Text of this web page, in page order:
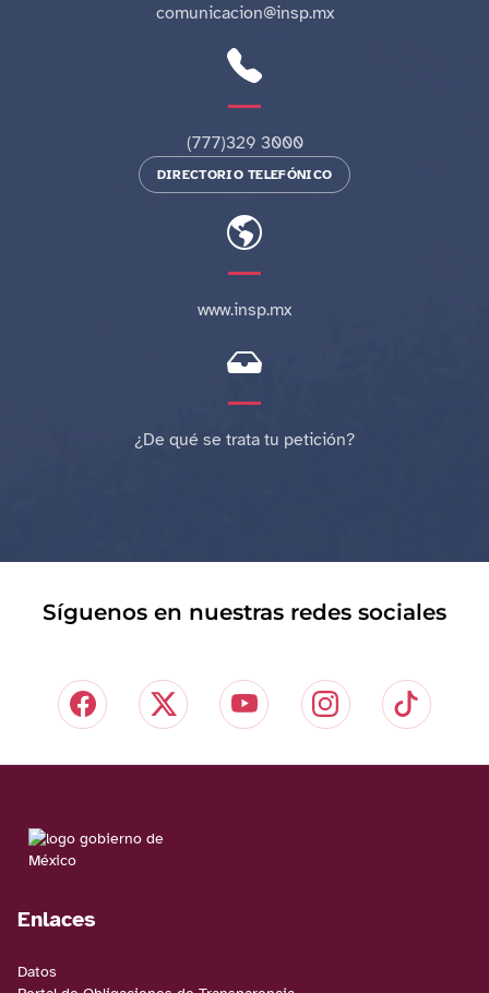
comunicacion@insp.mx
(777)329 3000
DIRECTORIO TELEFÓNICO
www.insp.mx
¿De qué se trata tu petición?
Síguenos en nuestras redes sociales
Enlaces
Datos